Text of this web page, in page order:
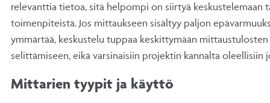
relevanttia tietoa, sitä helpompi on siirtyä keskustelemaan
toimenpiteistä. Jos mittaukseen sisältyy paljon
ymmärtää, keskustelu tuppaa keskittymään
selittämiseen, eikä varsinaisiin projektin kannalta oleellisiin
Mittarien tyypit ja käyttö